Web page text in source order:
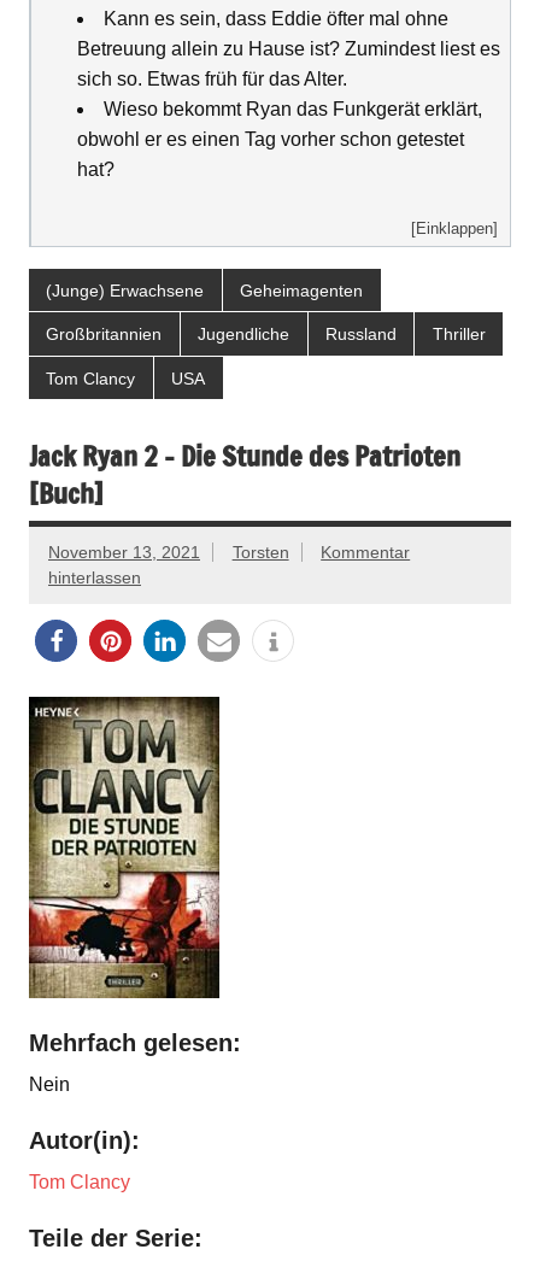
Kann es sein, dass Eddie öfter mal ohne
Betreuung allein zu Hause ist? Zumindest liest es
sich so. Etwas früh für das Alter.
Wieso bekommt Ryan das Funkgerät erklärt,
obwohl er es einen Tag vorher schon getestet
hat?
[Einklappen]
(Junge) Erwachsene Geheimagenten
Großbritannien Jugendliche Russland Thriller
Tom Clancy USA
Jack Ryan 2 – Die Stunde des Patrioten
[Buch]
November 13, 2021 Torsten
Kommentar
hinterlassen
Mehrfach gelesen:
Nein
Autor(in):
Tom Clancy
Teile der Serie: